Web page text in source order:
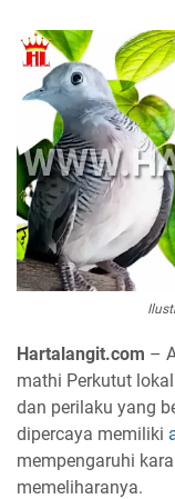
Hartalangit.com –
mathi Perkutut
dan perilaku yang
dipercaya memiliki
mempengaruhi
memeliharanya.